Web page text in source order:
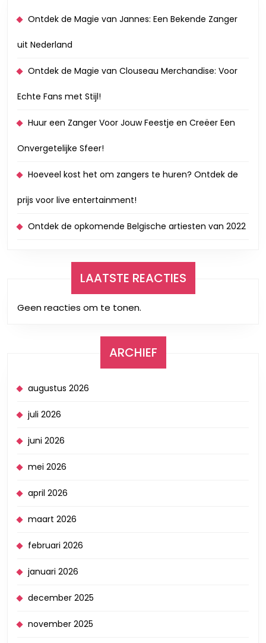
Ontdek de Magie van Jannes: Een Bekende Zanger
uit Nederland
Ontdek de Magie van Clouseau Merchandise: Voor
Echte Fans met Stijl!
Huur een Zanger Voor Jouw Feestje en Creëer Een
Onvergetelijke Sfeer!
Hoeveel kost het om zangers te huren? Ontdek de
prijs voor live entertainment!
Ontdek de opkomende Belgische artiesten van 2022
LAATSTE REACTIES
Geen reacties om te tonen.
ARCHIEF
augustus 2026
juli 2026
juni 2026
mei 2026
april 2026
maart 2026
februari 2026
januari 2026
december 2025
november 2025